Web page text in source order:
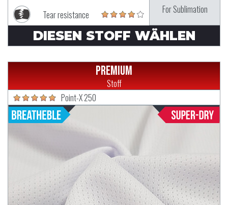
Tear resistance
For Sublimation
DIESEN STOFF WÄHLEN
Premium
Stoff
Point-X 250